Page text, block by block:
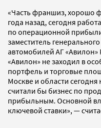
«Часть франшиз, хорошо
года назад, сегодня
по операционной
заместитель
автомобилей АГ «Авилон»
«Авилон» не заходил в
портфель и торговые
Москве и области
считали бы бизнес по
прибыльным. Основной
ключевой ставки», —